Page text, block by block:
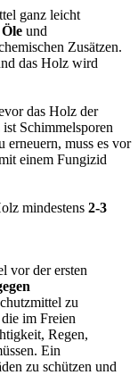
ganz leicht
und
Zusätzen.
das Holz wird
das Holz der
Schimmelsporen
erneuern, muss es vor
einem Fungizid
mindestens 2-3
vor der ersten
zu
im Freien
Regen,
Ein
zu schützen und